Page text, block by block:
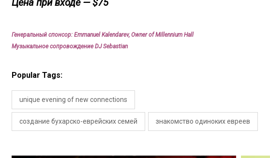
Цена при входе — $75
Генеральный спонсор: Emmanuel Kalendarev, Owner of Millennium Hall
Музыкальное сопровождение DJ Sebastian
Popular Tags:
unique evening of new connections
создание бухарско-еврейских семей знакомство одиноких евреев